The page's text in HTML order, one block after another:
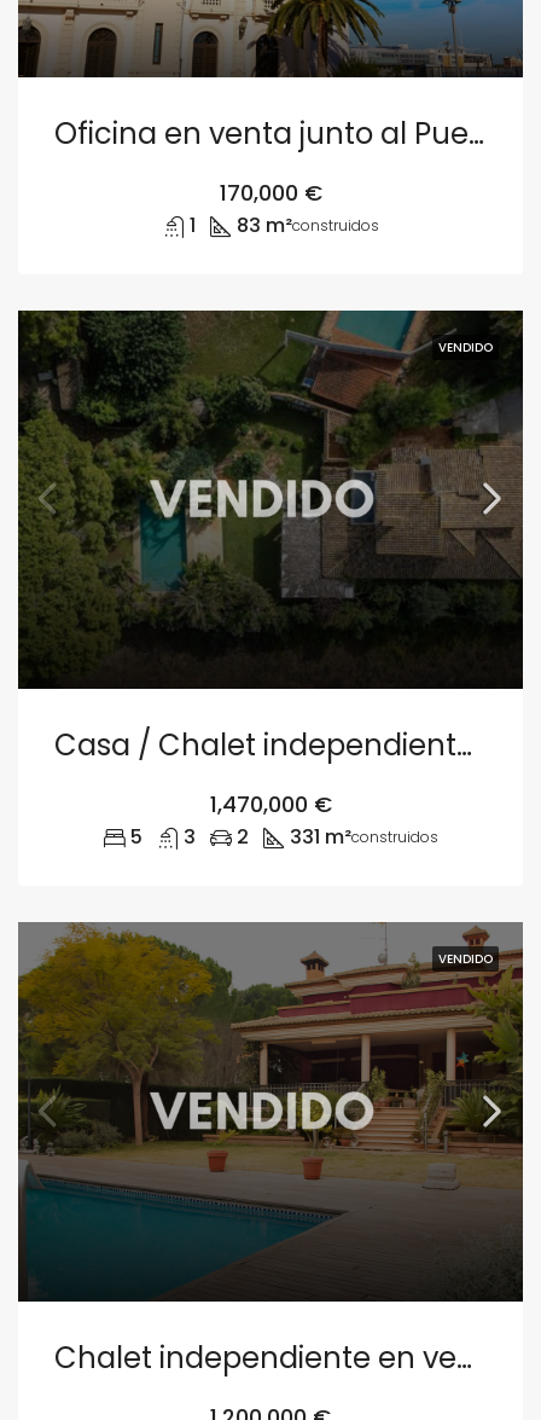
Oficina en venta junto al Puerto de Valencia
170,000 €
1 83 m²construidos
VENDIDO
Casa / Chalet independiente en venta en camino de Santa Llúcia s/n, Denia
1,470,000 €
5 3 2 331 m²construidos
VENDIDO
Chalet independiente en venta en calle Antonio Machado, Ribarroja de Túria